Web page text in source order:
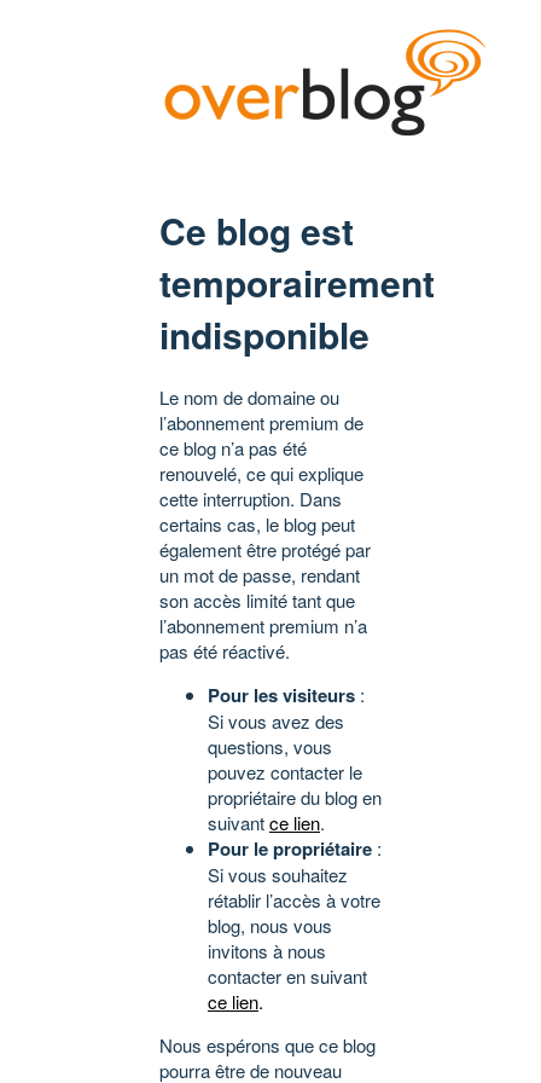
Ce blog est
temporairement
indisponible
Le nom de domaine ou
l’abonnement premium de
ce blog n’a pas été
renouvelé, ce qui explique
cette interruption. Dans
certains cas, le blog peut
également être protégé par
un mot de passe, rendant
son accès limité tant que
l’abonnement premium n’a
pas été réactivé.
Pour les visiteurs :
Si vous avez des
questions, vous
pouvez contacter le
propriétaire du blog en
suivantce lien.
Pour le propriétaire :
Si vous souhaitez
rétablir l’accès à votre
blog, nous vous
invitons à nous
contacter en suivant
ce lien.
Nous espérons que ce blog
pourra être de nouveau